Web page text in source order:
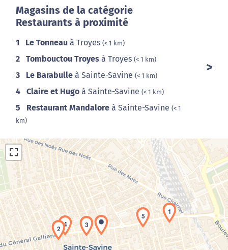
Magasins de la catégorie
Restaurants à proximité
1 Le Tonneau à Troyes (< 1 km)
2 Tombouctou Troyes à Troyes (< 1 km)
3 Le Barabulle à Sainte-Savine (< 1 km)
4 Claire et Hugo à Sainte-Savine (< 1 km)
5 Restaurant Mandalore à Sainte-Savine (< 1
km)
Chargement de la carte en cours...
1
2
3
4
5